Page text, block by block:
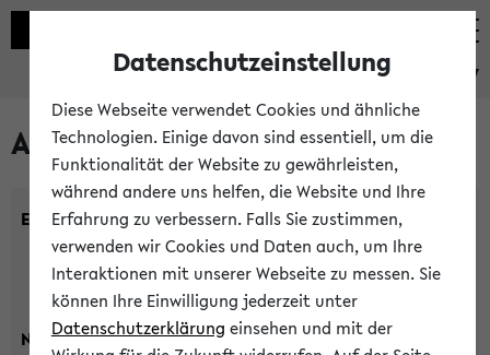
eKVV
Alle Lehrenden
Einrichtung:
Nachname:
Datenschutzeinstellung
Diese Webseite verwendet Cookies und ähnliche
Technologien. Einige davon sind essentiell, um die
Funktionalität der Website zu gewährleisten,
während andere uns helfen, die Website und Ihre
Erfahrung zu verbessern. Falls Sie zustimmen,
verwenden wir Cookies und Daten auch, um Ihre
Interaktionen mit unserer Webseite zu messen. Sie
können Ihre Einwilligung jederzeit unter
Datenschutzerklärung einsehen und mit der